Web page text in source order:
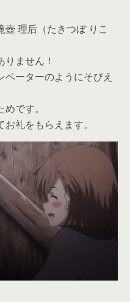
壺 理后（たきつぼ りこ
ません！
ーターのようにそびえ
です。
礼をもらえます。